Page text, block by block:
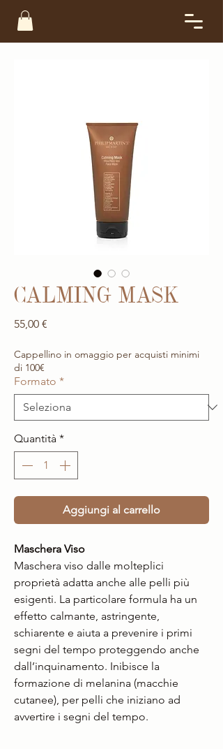
CALMING MASK
55,00 €
Cappellino in omaggio per acquisti minimi
di 100€
Formato *
Quantità *
Aggiungi al carrello
Maschera Viso
Maschera viso dalle molteplici
proprietà adatta anche alle pelli più
esigenti. La particolare formula ha un
effetto calmante, astringente,
schiarente e aiuta a prevenire i primi
segni del tempo proteggendo anche
dall’inquinamento. Inibisce la
formazione di melanina (macchie
cutanee), per pelli che iniziano ad
avvertire i segni del tempo.